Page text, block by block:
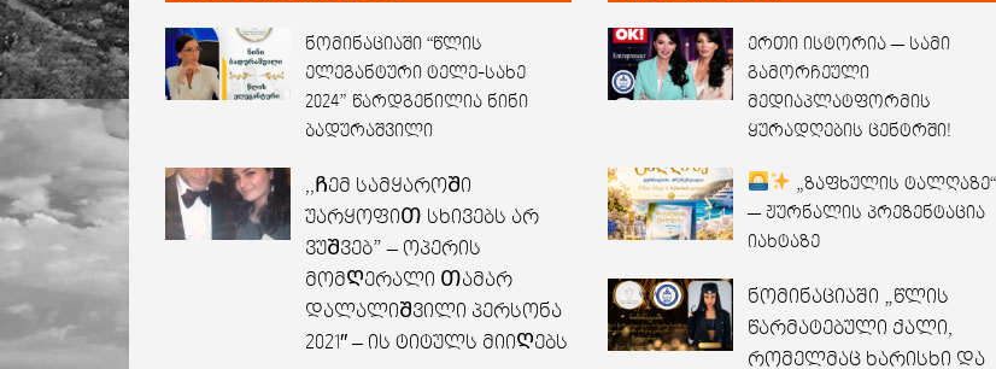
ნომინაციაში “წლის
ელეგანტური ტელე-სახე
2024” წარდგენილია ნინი
ბადურაშვილი
,,Ჩემ სამყაროᲨი
უარყოფიᲗ სხივებს არ
ვუᲨვებ” – ოპერის
მომᲦერალი Თამარ
დალალიᲨვილი პერსონა
2021″ – ის ტიტულს მიიᲦებს
ერთი ისტორია — სამი
გამორჩეული
მედიაპლატფორმის
ყურადღების ცენტრში!
„ზაფხულის ტალღაზე“
— ჟურნალის პრეზენტაცია
იახტაზე
ნომინაციაში „წლის
წარმატებული ქალი,
რომელმაც ხარისხი და